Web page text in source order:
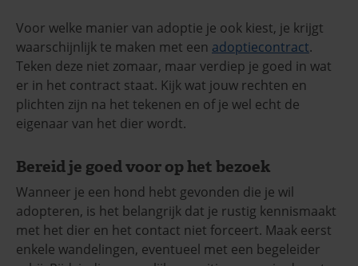
Voor welke manier van adoptie je ook kiest, je krijgt
waarschijnlijk te maken met een adoptiecontract.
Teken deze niet zomaar, maar verdiep je goed in wat
er in het contract staat. Kijk wat jouw rechten en
plichten zijn na het tekenen en of je wel echt de
eigenaar van het dier wordt.
Bereid je goed voor op het bezoek
Wanneer je een hond hebt gevonden die je wil
adopteren, is het belangrijk dat je rustig kennismaakt
met het dier en het contact niet forceert. Maak eerst
enkele wandelingen, eventueel met een begeleider